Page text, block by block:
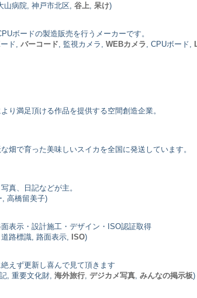
山病院, 神戸市北区, 谷上 呆け)
ボードの製造販売を行うメーカーです。
ド, バーコード , 監視カメラ, WEBカメラ , CPUボード,
り満足頂ける作品を提供する空間創造企業。
畑で育った美味しいスイカを全国に発送しています。
真、日記などが主。
, 高橋留美子)
表示・設計施工・デザイン・ISO認証取得
道路標識, 路面表示, ISO)
えず更新し喜んで見て頂きます
, 重要文化財, 海外旅行 デジカメ写真 みんなの掲示板)